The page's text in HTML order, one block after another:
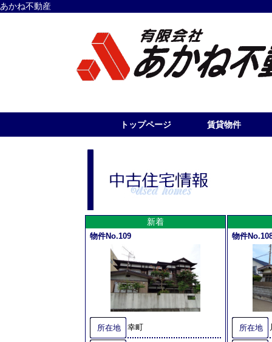
あかね不動産
トップページ 賃貸物件
新着
物件No.109
所在地 幸町
物件
所在地